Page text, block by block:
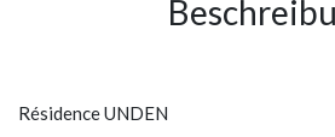
Résidence UNDEN